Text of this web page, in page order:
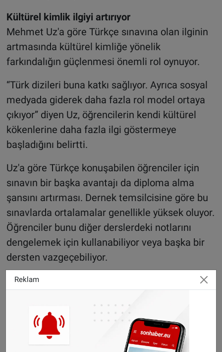
Kültürel kimlik ilgiyi artırıyor
Mehmet Uz'a göre Türkçe sınavına olan ilginin
artmasında kültürel kimliğe yönelik
farkındalığın güçlenmesi önemli rol oynuyor.
“Türk dizileri buna katkı sağlıyor. Ayrıca sosyal
medyada giderek daha fazla rol model ortaya
çıkıyor” diyen Uz, öğrencilerin kendi kültürel
kökenlerine daha fazla ilgi göstermeye
başladığını belirtti.
Uz'a göre Türkçe konuşabilen öğrenciler için
sınavın bir başka avantajı da diploma alma
şansını artırması. Dernek temsilcisine göre bu
sınavlarda ortalamalar genellikle yüksek oluyor.
Öğrenciler bunu diğer derslerdeki notlarını
dengelemek için kullanabiliyor veya başka bir
dersten vazgeçebiliyor.
Konuşmak kolay, okumak ve yazmak daha zor
kurulu üyesi ve Türkçe öğretmeni Canan
Gönencay’a göre öğrenciler konuşma ve
dinleme becerilerinde genellikle başarılı
Reklam